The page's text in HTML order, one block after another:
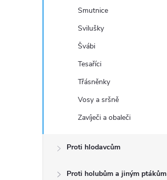
Smutnice
Svilušky
Švábi
Tesaříci
Třásněnky
Vosy a sršně
Zavíječi a obaleči
Proti hlodavcům
Proti holubům a jiným ptákům